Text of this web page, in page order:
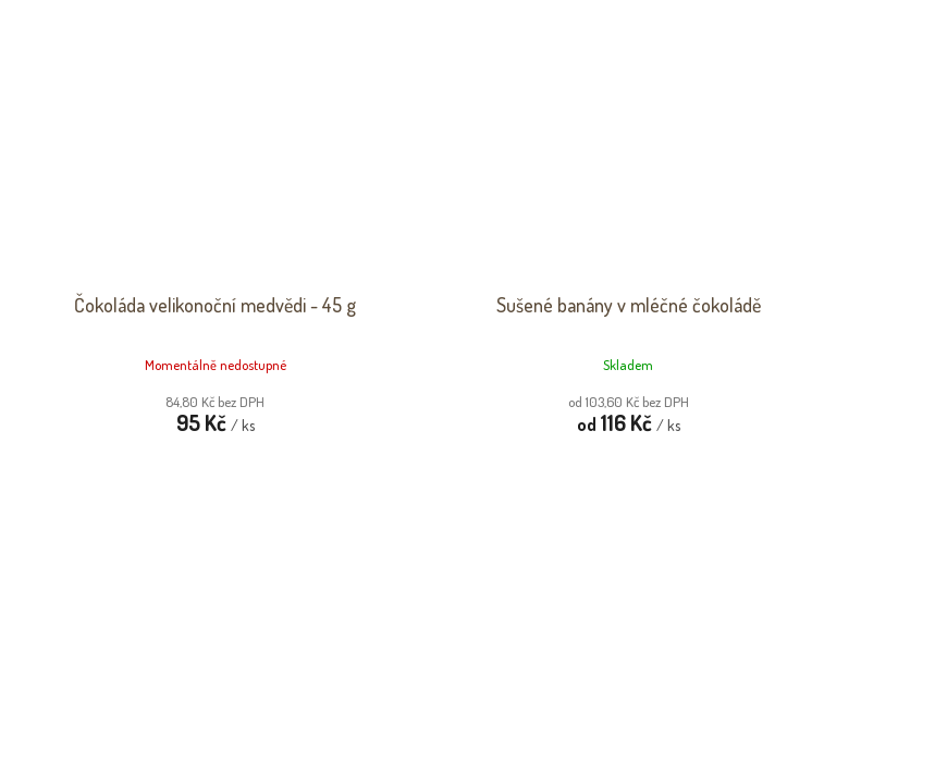
Čokoláda velikonoční medvědi - 45 g
Momentálně nedostupné
84,80 Kč bez DPH
95 Kč / ks
Sušené banány v mléčné čokoládě
Skladem
od 103,60 Kč bez DPH
od 116 Kč / ks